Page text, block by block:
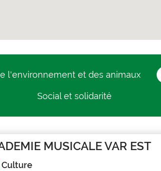
l'environnement et des animaux
Social et solidarité
MUSICALE VAR EST
Culture